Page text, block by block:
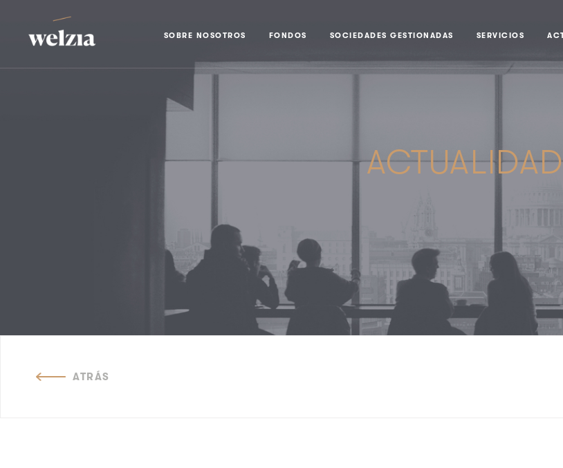
SOBRE NOSOTROS FONDOS SOCIEDADES GESTIONADAS SERVICIOS
ACTUALIDAD
ATRÁS